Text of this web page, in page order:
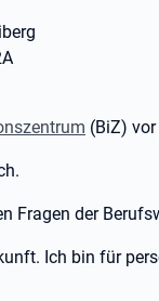
(BiZ) vor
Fragen der
Ich bin für